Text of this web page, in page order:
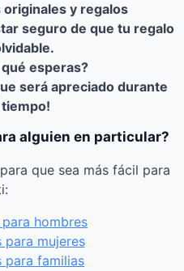
y regalos
seguro de que tu regalo
esperas?
será apreciado durante
alguien en particular?
que sea más fácil para
para hombres
para mujeres
para familias